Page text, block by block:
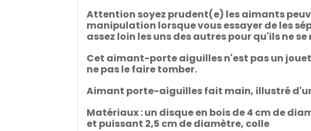
Attention soyez prudent(e) les aimants
manipulation lorsque vous essayer de les
assez loin les uns des autres pour qu'ils ne
Cet aimant-porte aiguilles n'est pas un
ne pas le faire tomber.
Aimant porte-aiguilles fait main, illustré
Matériaux : un disque en bois de 4 cm de
et puissant 2,5 cm de diamètre, colle